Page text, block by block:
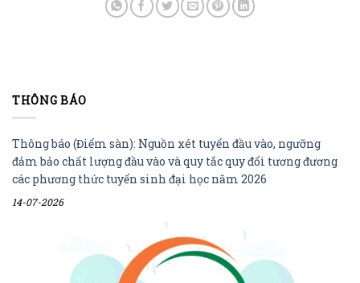
THÔNG BÁO
Thông báo (Điểm sàn): Nguồn xét tuyển đầu vào, ngưỡng
đảm bảo chất lượng đầu vào và quy tắc quy đổi tương đương
các phương thức tuyển sinh đại học năm 2026
14-07-2026